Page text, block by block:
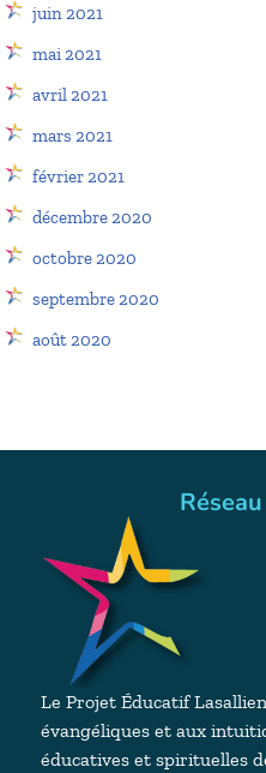
juin 2021
mai 2021
avril 2021
mars 2021
février 2021
décembre 2020
octobre 2020
septembre 2020
août 2020
Le Projet Éducatif
évangéliques et aux
éducatives et spirituelles